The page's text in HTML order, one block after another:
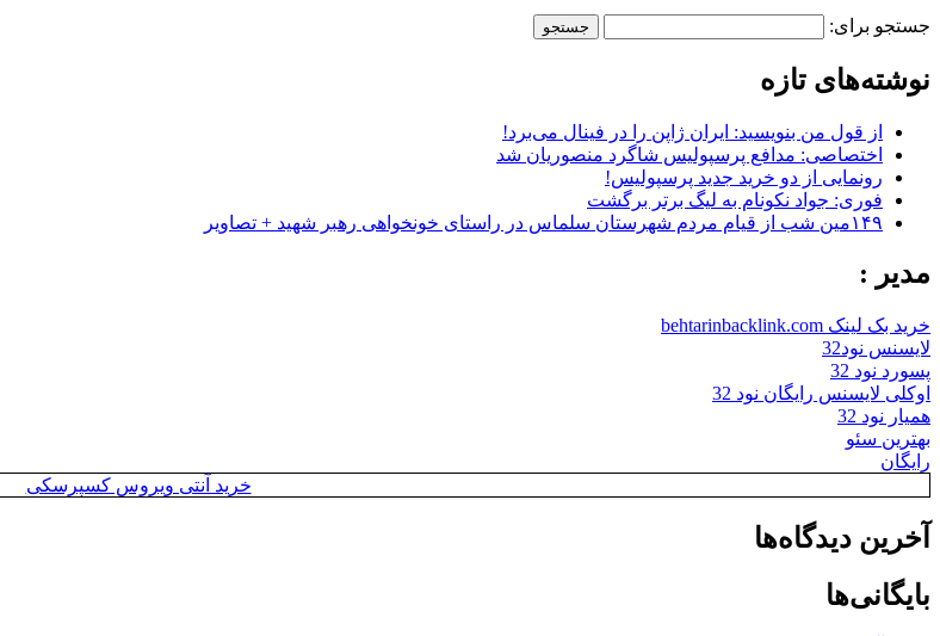
جستجو برای:
نوشته‌های تازه
از قول من بنویسید: ایران ژاپن را در فینال می‌برد!
اختصاصی: مدافع پرسپولیس شاگرد منصوریان شد
رونمایی از دو خرید جدید پرسپولیس!
فوری: جواد نکونام به لیگ برتر برگشت
۱۴۹مین شب از قیام مردم شهرستان سلماس در راستای خونخواهی رهبر شهید + تصاویر
مدیر :
خرید بک لینک behtarinbacklink.com
لایسنس نود32
پسورد نود 32
اوکلی لایسنس رایگان نود 32
همیار نود 32
بهترین سئو
رایگان
خرید آنتی ویروس کسپرسکی
آخرین دیدگاه‌ها
بایگانی‌ها